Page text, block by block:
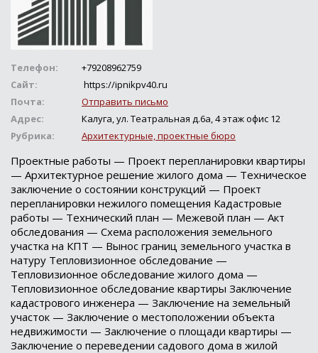
Телефон:
+79208962759
Сайт:
https://ipnikpv40.ru
Почта:
Отправить письмо
Адрес:
Калуга, ул. Театральная д.6а, 4 этаж офис 12
Рубрика:
Архитектурные, проектные бюро
Проектные работы — Проект перепланировки квартиры
— Архитектурное решение жилого дома — Техническое
заключение о состоянии конструкций — Проект
перепланировки нежилого помещения Кадастровые
работы — Технический план — Межевой план — Акт
обследования — Схема расположения земельного
участка на КПТ — Вынос границ земельного участка в
натуру Тепловизионное обследование —
Тепловизионное обследование жилого дома —
Тепловизионное обследование квартиры Заключение
кадастрового инженера — Заключение на земельный
участок — Заключение о местоположении объекта
недвижимости — Заключение о площади квартиры —
Заключение о переведении садового дома в жилой